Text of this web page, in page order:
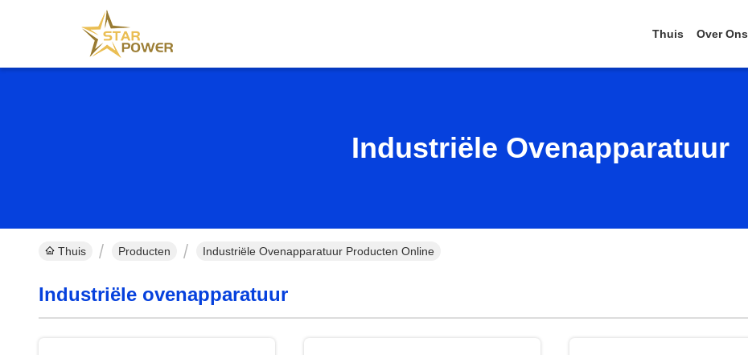
Thuis Over Ons
Industriële Ovenapparatuur
Thuis Producten Industriële Ovenapparatuur Producten Online
Industriële ovenapparatuur